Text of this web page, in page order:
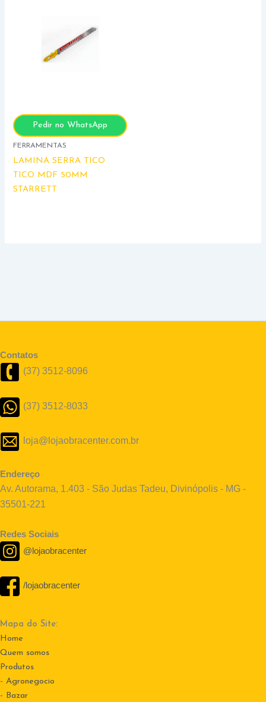
Pedir no WhatsApp
FERRAMENTAS
LAMINA SERRA TICO
TICO MDF 50MM
STARRETT
Contatos
(37) 3512-8096
(37) 3512-8033
loja@lojaobracenter.com.br
Endereço
Av. Autorama, 1.403 - São Judas Tadeu, Divinópolis - MG -
35501-221
Redes Sociais
@lojaobracenter
/lojaobracenter
Mapa do Site:
Home
Quem somos
Produtos
- Agronegocio
- Bazar